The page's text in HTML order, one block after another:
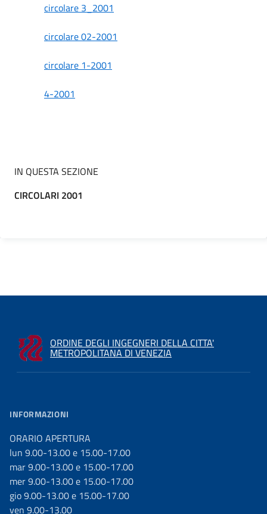
circolare 3_2001
circolare 02-2001
circolare 1-2001
4-2001
IN QUESTA SEZIONE
CIRCOLARI 2001
ORDINE DEGLI INGEGNERI DELLA CITTA'
METROPOLITANA DI VENEZIA
INFORMAZIONI
ORARIO APERTURA
lun 9.00-13.00 e 15.00-17.00
mar 9.00-13.00 e 15.00-17.00
mer 9.00-13.00 e 15.00-17.00
gio 9.00-13.00 e 15.00-17.00
ven 9.00-13.00